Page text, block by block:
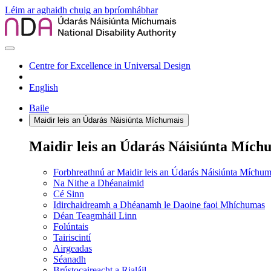
Léim ar aghaidh chuig an bpríomhábhar
Centre for Excellence in Universal Design
English
Baile
Maidir leis an Údarás Náisiúnta Míchumais
Maidir leis an Údarás Náisiúnta
Forbhreathnú ar Maidir leis an Údarás Náisiúnta
Na Nithe a Dhéanaimid
Cé Sinn
Idirchaidreamh a Dhéanamh le Daoine faoi Mhíchumas
Déan Teagmháil Linn
Folúntais
Tairiscintí
Airgeadas
Séanadh